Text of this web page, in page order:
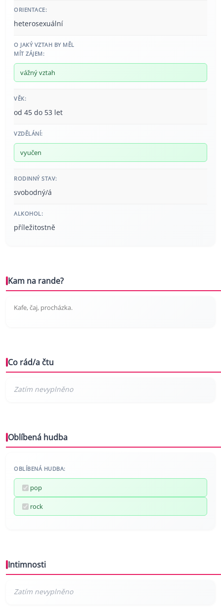
ORIENTACE:
heterosexuální
O JAKÝ VZTAH BY MĚL
MÍT ZÁJEM:
vážný vztah
VĚK:
od 45 do 53 let
VZDĚLÁNÍ:
vyučen
RODINNÝ STAV:
svobodný/á
ALKOHOL:
příležitostně
Kam na rande?
Kafe, čaj, procházka.
Co rád/a čtu
Oblíbená hudba
OBLÍBENÁ HUDBA:
pop
rock
Intimnosti